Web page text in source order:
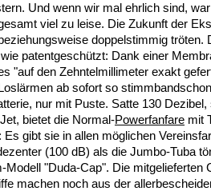
Und wenn wir mal ehrlich sind,
viel zu leise. Die Zukunft der
doppelstimmig tröten.
patentgeschützt: Dank einer
"auf den Zehntelmillimeter exakt
ab sofort so
nur mit Puste. Satte 130
bietet die Normal-Powerfanfare mit
Es gibt sie in allen möglichen
(100 dB) als die Jumbo-Tuba
Modell "Duda-Cap". Die mitgelieferten
machen noch aus der